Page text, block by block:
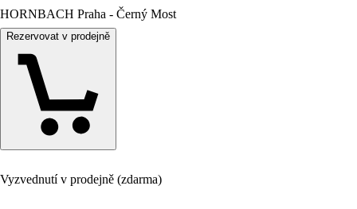
HORNBACH Praha - Černý Most
Rezervovat v prodejně
Vyzvednutí v prodejně (zdarma)